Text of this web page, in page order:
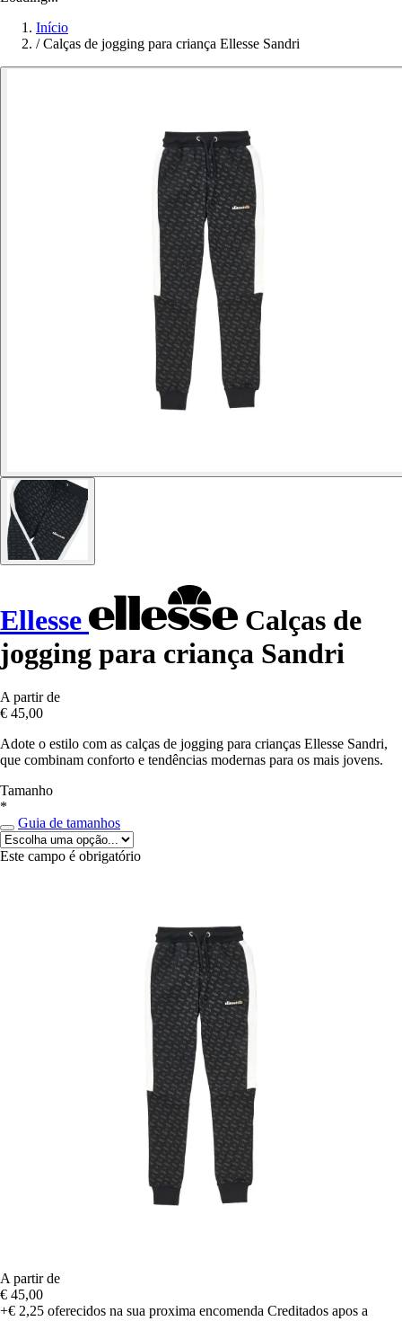
Início
/ Calças de jogging para criança Ellesse Sandri
Ellesse
Calças de
jogging para criança Sandri
A partir de
€ 45,00
Adote o estilo com as calças de jogging para crianças Ellesse Sandri,
que combinam conforto e tendências modernas para os mais jovens.
Tamanho
*
Guia de tamanhos
Este campo é obrigatório
A partir de
€ 45,00
+€ 2,25 oferecidos na sua proxima encomenda Creditados apos a